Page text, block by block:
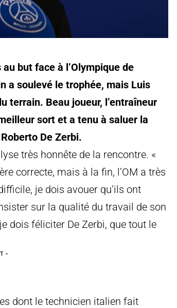
but face à l’Olympique de
a soulevé le trophée, mais Luis
terrain. Beau joueur, l’entraîneur
sort et a tenu à saluer la
De Zerbi.
très honnête de la rencontre. «
correcte, mais à la fin, l’OM a très
je dois avouer qu’ils ont
sur la qualité du travail de son
dois féliciter De Zerbi, que tout le
-
dont le technicien italien fait